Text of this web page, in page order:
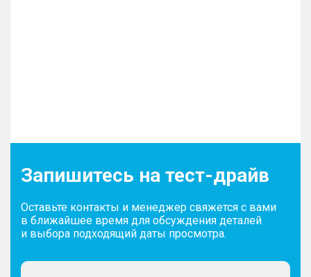
Запишитесь на тест-драйв
Оставьте контакты и менеджер свяжется с вами
в ближайшее время для обсуждения деталей
и выбора подходящий даты просмотра.